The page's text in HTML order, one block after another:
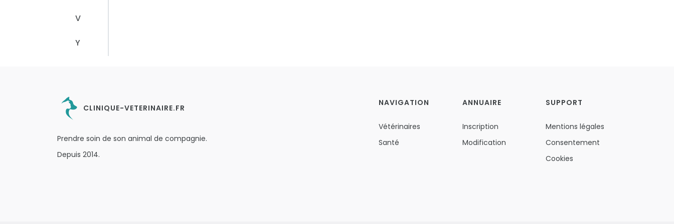
V
Y
CLINIQUE-VETERINAIRE.FR
Prendre soin de son animal de compagnie.
Depuis 2014.
NAVIGATION
Vétérinaires
Santé
ANNUAIRE
Inscription
Modification
SUPPORT
Mentions légales
Consentement
Cookies